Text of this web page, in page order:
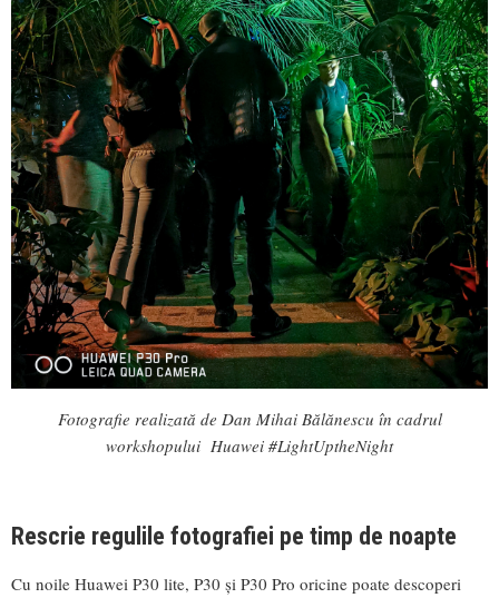
Fotografie realizată de Dan Mihai Bălănescu în cadrul
workshopului Huawei #LightUptheNight
Rescrie regulile fotografiei pe timp de noapte
Cu noile Huawei P30 lite, P30 și P30 Pro oricine poate descoperi